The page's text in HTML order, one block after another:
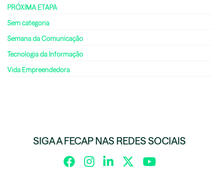
PRÓXIMA ETAPA
Sem categoria
Semana da Comunicação
Tecnologia da Informação
Vida Empreendedora
SIGA A FECAP NAS REDES SOCIAIS